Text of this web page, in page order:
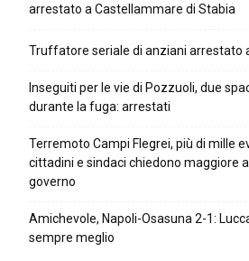
arrestato a Castellammare di Stabia
Truffatore seriale di anziani arrestato
Inseguiti per le vie di Pozzuoli, due
durante la fuga: arrestati
Terremoto Campi Flegrei, più di mille
cittadini e sindaci chiedono maggiore
governo
Amichevole, Napoli-Osasuna 2-1:
sempre meglio